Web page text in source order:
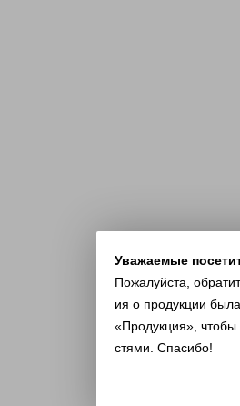
Уважаемые
Пожалуйста,
ия о продукции
«Продукция»,
стями. Спасибо!